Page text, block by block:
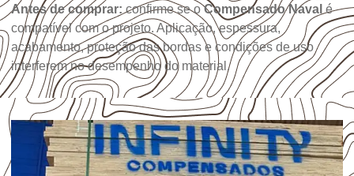
Antes de comprar: confirme se oCompensado Naval é
compatível com o projeto. Aplicação, espessura,
acabamento, proteção das bordas e condições de uso
interferem no desempenho do material.